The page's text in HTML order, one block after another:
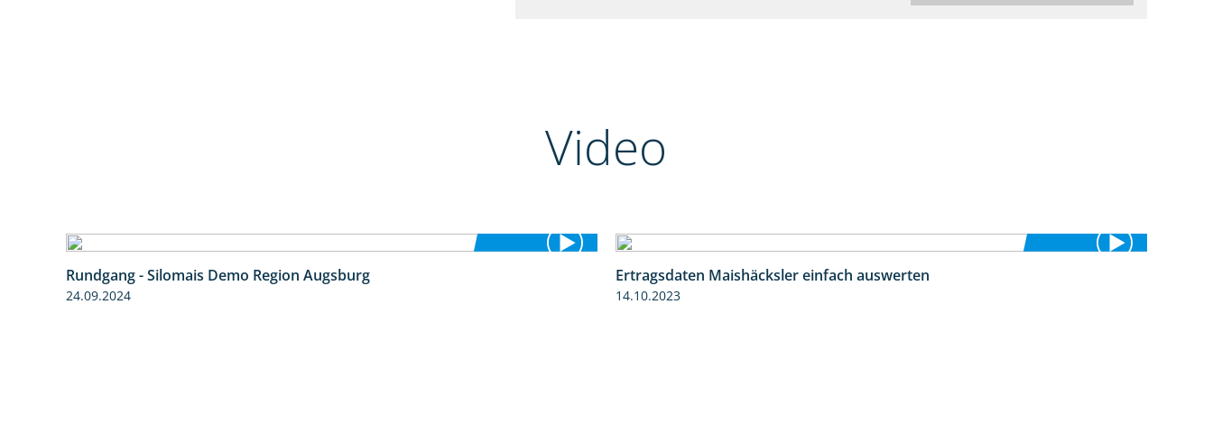
Video
Rundgang - Silomais Demo Region Augsburg
24.09.2024
Ertragsdaten Maishäcksler einfach auswerten
14.10.2023